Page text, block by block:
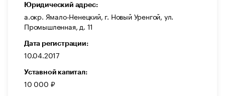
Юридический адрес:
а.окр. Ямало-Ненецкий, г. Новый Уренгой, ул.
Промышленная, д. 11
Дата регистрации:
10.04.2017
Уставной капитал:
10 000 ₽